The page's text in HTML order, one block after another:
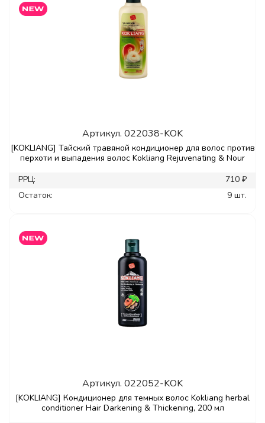
Артикул. 022038-KOK
[KOKLIANG] Тайский травяной кондиционер для волос против
перхоти и выпадения волос Kokliang Rejuvenating & Nour
РРЦ:
710 ₽
Остаток:
9 шт.
Артикул. 022052-KOK
[KOKLIANG] Кондиционер для темных волос Kokliang herbal
conditioner Hair Darkening & Thickening, 200 мл